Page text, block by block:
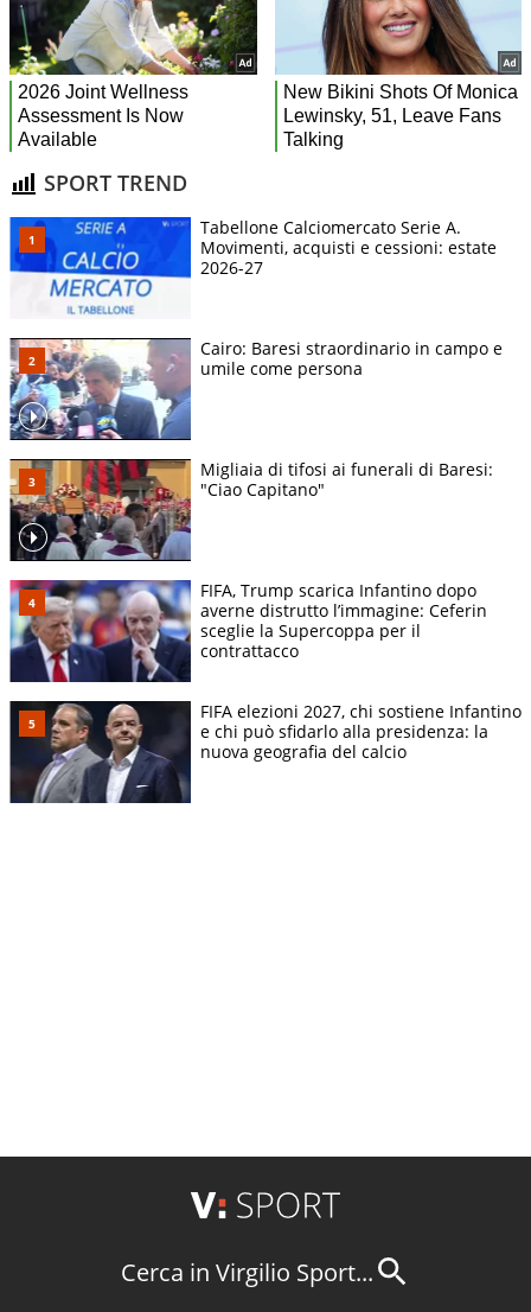
SPORT TREND
Tabellone Calciomercato Serie A.
Movimenti, acquisti e cessioni: estate
2026-27
Cairo: Baresi straordinario in campo e
umile come persona
Migliaia di tifosi ai funerali di Baresi:
"Ciao Capitano"
FIFA, Trump scarica Infantino dopo
averne distrutto l’immagine: Ceferin
sceglie la Supercoppa per il
contrattacco
FIFA elezioni 2027, chi sostiene Infantino
e chi può sfidarlo alla presidenza: la
nuova geografia del calcio
Cerca in Virgilio Sport...